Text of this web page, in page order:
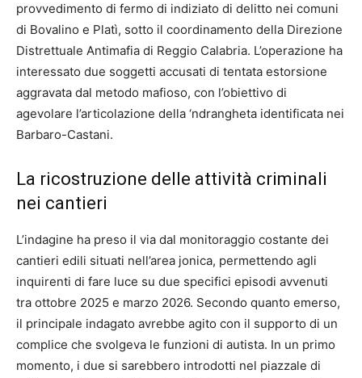
provvedimento di fermo di indiziato di delitto nei comuni
di Bovalino e Platì, sotto il coordinamento della Direzione
Distrettuale Antimafia di Reggio Calabria. L’operazione ha
interessato due soggetti accusati di tentata estorsione
aggravata dal metodo mafioso, con l’obiettivo di
agevolare l’articolazione della ‘ndrangheta identificata nei
Barbaro-Castani.
La ricostruzione delle attività criminali
nei cantieri
L’indagine ha preso il via dal monitoraggio costante dei
cantieri edili situati nell’area jonica, permettendo agli
inquirenti di fare luce su due specifici episodi avvenuti
tra ottobre 2025 e marzo 2026. Secondo quanto emerso,
il principale indagato avrebbe agito con il supporto di un
complice che svolgeva le funzioni di autista. In un primo
momento, i due si sarebbero introdotti nel piazzale di